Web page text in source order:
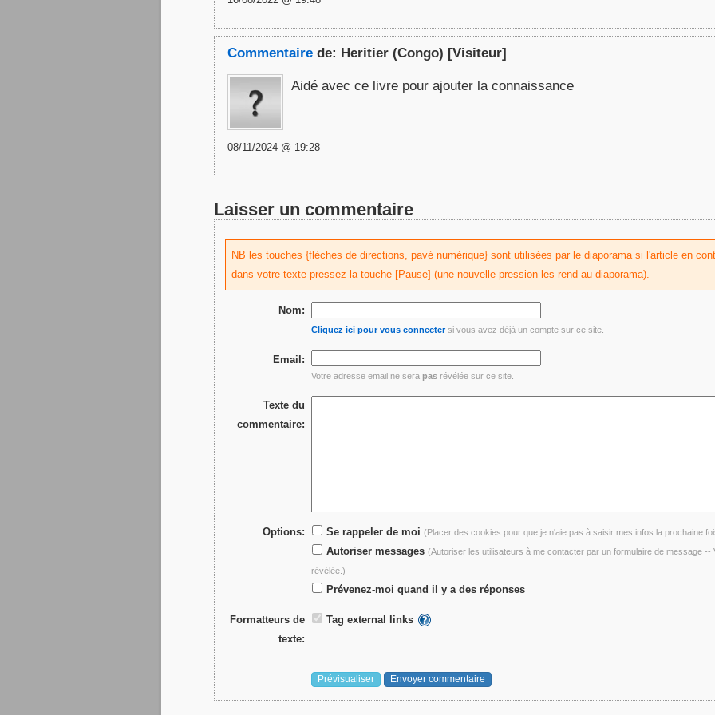
Commentaire de: Heritier (Congo) [Visiteur]
Aidé avec ce livre pour ajouter la connaissance
08/11/2024 @ 19:28
Laisser un commentaire
NB les touches {flèches de directions, pavé numérique} sont utilisées par le diaporama si l'article en
dans votre texte pressez la touche [Pause] (une nouvelle pression les rend au diaporama).
Nom:
Cliquez ici pour vous connectersi vous avez déjà un compte sur ce site.
Email:
Votre adresse email ne serapas révélée sur ce site.
Texte du
commentaire:
Options: Se rappeler de moi (Placer des cookies pour que je n'aie pas à saisir mes infos la prochaine
Autoriser messages (Autoriser les utilisateurs à me contacter par un formulaire de message
révélée.)
Prévenez-moi quand il y a des réponses
Formatteurs de
texte:
Tag external links